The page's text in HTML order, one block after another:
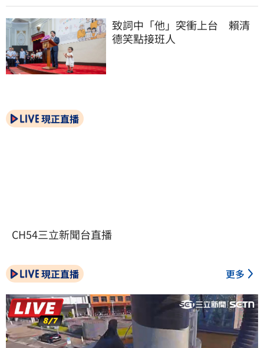
致詞中「他」突衝上台　賴清
德笑點接班人
現正直播
CH54三立新聞台直播
現正直播 更多